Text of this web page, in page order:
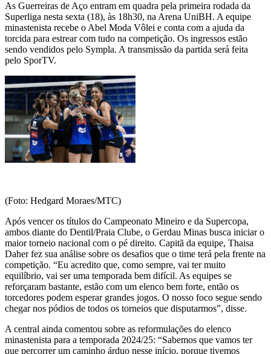
As Guerreiras de Aço entram em quadra pela primeira rodada da
Superliga nesta sexta (18), às 18h30, na Arena UniBH. A equipe
minastenista recebe o Abel Moda Vôlei e conta com a ajuda da
torcida para estrear com tudo na competição. Os ingressos estão
sendo vendidos pelo Sympla. A transmissão da partida será feita
pelo SporTV.
(Foto: Hedgard Moraes/MTC)
Após vencer os títulos do Campeonato Mineiro e da Supercopa,
ambos diante do Dentil/Praia Clube, o Gerdau Minas busca iniciar o
maior torneio nacional com o pé direito. Capitã da equipe, Thaisa
Daher fez sua análise sobre os desafios que o time terá pela frente na
competição. “Eu acredito que, como sempre, vai ter muito
equilíbrio, vai ser uma temporada bem difícil. As equipes se
reforçaram bastante, estão com um elenco bem forte, então os
torcedores podem esperar grandes jogos. O nosso foco segue sendo
chegar nos pódios de todos os torneios que disputarmos”, disse.
A central ainda comentou sobre as reformulações do elenco
minastenista para a temporada 2024/25: “Sabemos que vamos ter
que percorrer um caminho árduo nesse início, porque tivemos